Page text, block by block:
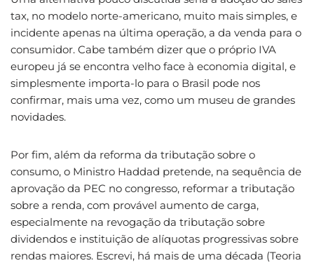
tax, no modelo norte-americano, muito mais simples, e
incidente apenas na última operação, a da venda para o
consumidor. Cabe também dizer que o próprio IVA
europeu já se encontra velho face à economia digital, e
simplesmente importa-lo para o Brasil pode nos
confirmar, mais uma vez, como um museu de grandes
novidades.
Por fim, além da reforma da tributação sobre o
consumo, o Ministro Haddad pretende, na sequência de
aprovação da PEC no congresso, reformar a tributação
sobre a renda, com provável aumento de carga,
especialmente na revogação da tributação sobre
dividendos e instituição de alíquotas progressivas sobre
rendas maiores. Escrevi, há mais de uma década (Teoria